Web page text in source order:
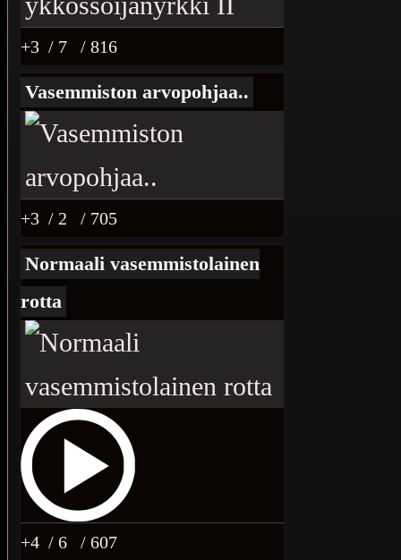
+3 / 7 / 816
Vasemmiston arvopohjaa..
+3 / 2 / 705
Normaali vasemmistolainen
rotta
+4 / 6 / 607